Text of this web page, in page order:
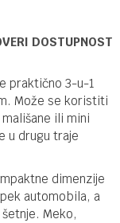
DOSTUPNOST
praktično 3-u-1
Može se koristiti
ili mini
u drugu traje
dimenzije
automobila, a
Meko,